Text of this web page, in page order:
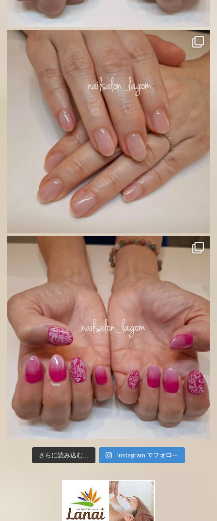
さらに読み込む... Instagram でフォロー